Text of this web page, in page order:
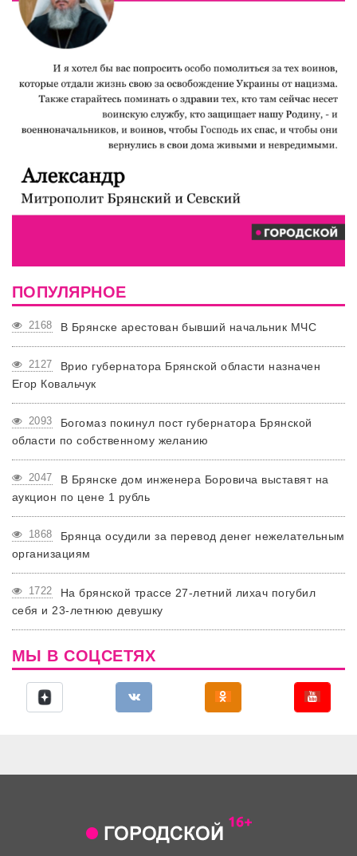
ПОПУЛЯРНОЕ
2168 В Брянске арестован бывший начальник МЧС
2127
Врио губернатора Брянской области назначен
Егор Ковальчук
2093
Богомаз покинул пост губернатора Брянской
области по собственному желанию
2047
В Брянске дом инженера Боровича выставят на
аукцион по цене 1 рубль
1868
Брянца осудили за перевод денег нежелательным
организациям
1722
На брянской трассе 27-летний лихач погубил
себя и 23-летнюю девушку
МЫ В СОЦСЕТЯХ